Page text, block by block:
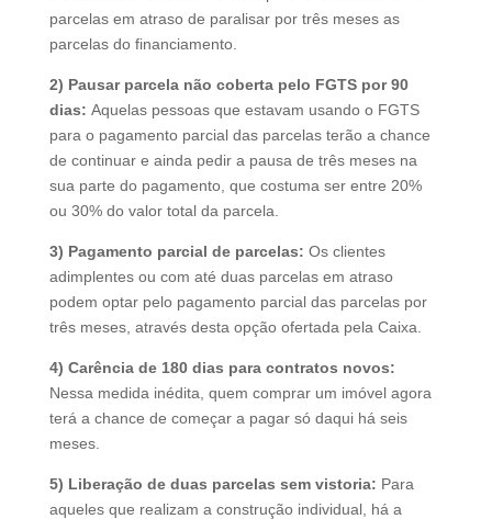
parcelas em atraso de paralisar por três meses as
parcelas do financiamento.
2) Pausar parcela não coberta pelo FGTS por 90
dias: Aquelas pessoas que estavam usando o FGTS
para o pagamento parcial das parcelas terão a chance
de continuar e ainda pedir a pausa de três meses na
sua parte do pagamento, que costuma ser entre 20%
ou 30% do valor total da parcela.
3) Pagamento parcial de parcelas: Os clientes
adimplentes ou com até duas parcelas em atraso
podem optar pelo pagamento parcial das parcelas por
três meses, através desta opção ofertada pela Caixa.
4) Carência de 180 dias para contratos novos:
Nessa medida inédita, quem comprar um imóvel agora
terá a chance de começar a pagar só daqui há seis
meses.
5) Liberação de duas parcelas sem vistoria: Para
aqueles que realizam a construção individual, há a